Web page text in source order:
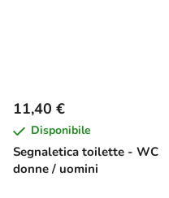
Segnaletica toilette - WC
donne / uomini
11,40 €
Disponibile